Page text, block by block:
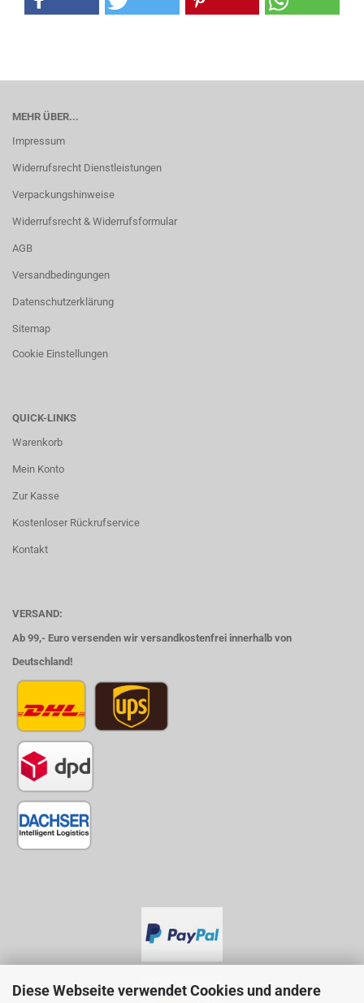
Diese Webseite verwendet Cookies und andere
MEHR ÜBER...
Impressum
Widerrufsrecht Dienstleistungen
Verpackungshinweise
Widerrufsrecht & Widerrufsformular
AGB
Versandbedingungen
Datenschutzerklärung
Sitemap
Cookie Einstellungen
QUICK-LINKS
Warenkorb
Mein Konto
Zur Kasse
Kostenloser Rückrufservice
Kontakt
VERSAND:
Ab 99,- Euro versenden wir versandkostenfrei innerhalb von
Deutschland!